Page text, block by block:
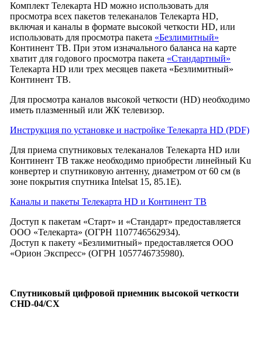
Комплект Телекарта HD можно использовать для
просмотра всех пакетов телеканалов Телекарта HD,
включая и каналы в формате высокой четкости HD, или
использовать для просмотра пакета «Безлимитный»
Континент ТВ. При этом изначального баланса на карте
хватит для годового просмотра пакета «Стандартный»
Телекарта HD или трех месяцев пакета «Безлимитный»
Континент ТВ.
Для просмотра каналов высокой четкости (HD) необходимо
иметь плазменный или ЖК телевизор.
Инструкция по установке и настройке Телекарта HD (PDF)
Для приема спутниковых телеканалов Телекарта HD или
Континент ТВ также необходимо приобрести линейный Ku
конвертер и спутниковую антенну, диаметром от 60 см (в
зоне покрытия спутника Intelsat 15, 85.1E).
Каналы и пакеты Телекарта HD и Континент ТВ
Доступ к пакетам «Старт» и «Стандарт» предоставляется
ООО «Телекарта» (ОГРН 1107746562934).
Доступ к пакету «Безлимитный» предоставляется ООО
«Орион Экспресс» (ОГРН 1057746735980).
Спутниковый цифровой приемник высокой четкости
CHD-04/CX